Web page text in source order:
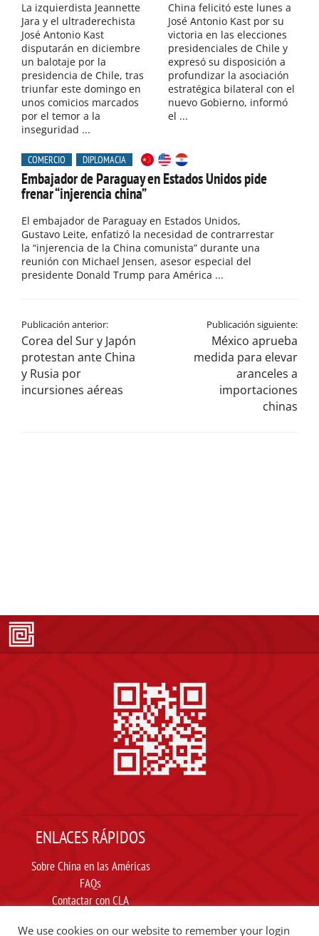
La izquierdista Jeannette
Jara y el ultraderechista
José Antonio Kast
disputarán en diciembre
un balotaje por la
presidencia de Chile, tras
triunfar este domingo en
unos comicios marcados
por el temor a la
inseguridad ...
China felicitó este lunes a
José Antonio Kast por su
victoria en las elecciones
presidenciales de Chile y
expresó su disposición a
profundizar la asociación
estratégica bilateral con el
nuevo Gobierno, informó
el ...
COMERCIO DIPLOMACIA
Embajador de Paraguay en Estados Unidos pide
frenar “injerencia china”
El embajador de Paraguay en Estados Unidos,
Gustavo Leite, enfatizó la necesidad de contrarrestar
la “injerencia de la China comunista” durante una
reunión con Michael Jensen, asesor especial del
presidente Donald Trump para América ...
Publicación anterior:
Corea del Sur y Japón
protestan ante China
y Rusia por
incursiones aéreas
Publicación siguiente:
México aprueba
medida para elevar
aranceles a
importaciones
chinas
ENLACES RÁPIDOS
Sobre China en las Américas
FAQs
Contactar con CLA
We use cookies on our website to remember your login